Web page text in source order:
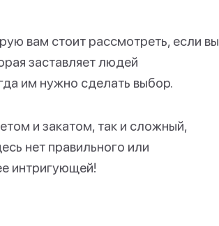
вам стоит рассмотреть, если вы
заставляет людей
им нужно сделать выбор.
и закатом, так и сложный,
нет правильного или
интригующей!